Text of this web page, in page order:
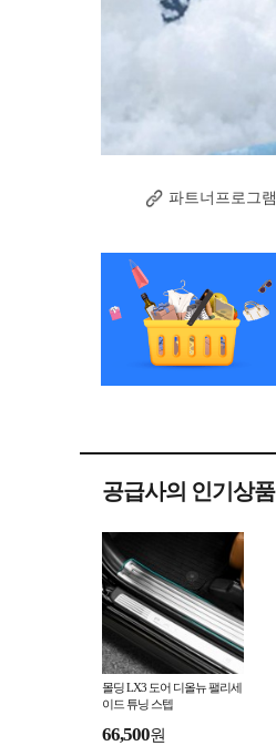
파트너프로그램
공급사의 인기상품
몰딩 LX3 도어 디올뉴 팰리세
이드 튜닝 스텝
66,500원